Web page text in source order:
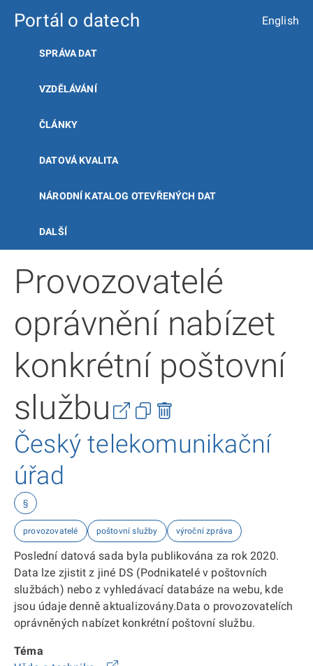
Portál o datech English
SPRÁVA DAT
VZDĚLÁVÁNÍ
ČLÁNKY
DATOVÁ KVALITA
NÁRODNÍ KATALOG OTEVŘENÝCH DAT
DALŠÍ
Provozovatelé
oprávnění nabízet
konkrétní poštovní
službu
Český telekomunikační
úřad
§
provozovatelé poštovní služby výroční zpráva
Poslední datová sada byla publikována za rok 2020.
Data lze zjistit z jiné DS (Podnikatelé v poštovních
službách) nebo z vyhledávací databáze na webu, kde
jsou údaje denně aktualizovány.Data o provozovatelích
oprávněných nabízet konkrétní poštovní službu.
Téma